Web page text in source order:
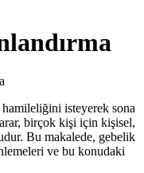
hamileliğini isteyerek sona
birçok kişi için kişisel,
Bu makalede, gebelik
ve bu konudaki